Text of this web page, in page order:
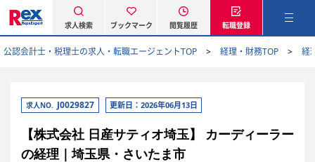
求人検索 ブックマーク 閲覧履歴 転職登録
公認会計士・税理士の求人・転職エージェントTOP 経理・財務TOP 経
求人NO. J0029827 更新日：2026年06月13日
【株式会社 日産サティオ埼玉】 カーディーラー
の経理｜埼玉県・さいたま市